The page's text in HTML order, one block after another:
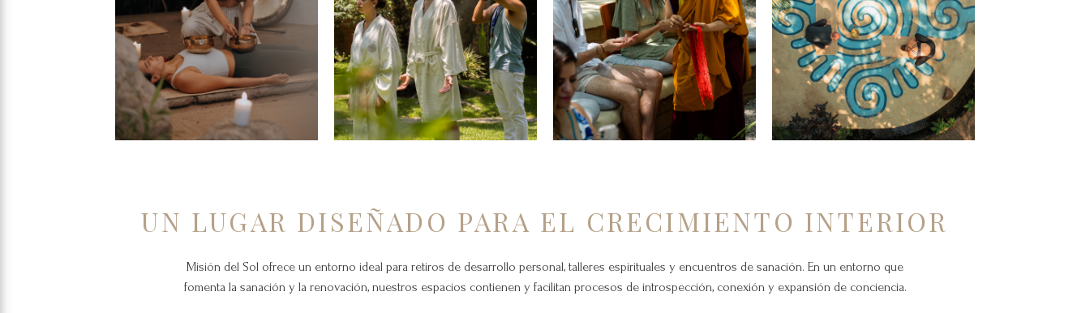
UN LUGAR DISEÑADO PARA EL CRECIMIENTO INTERIOR
Misión del Sol ofrece un entorno ideal para retiros de desarrollo personal, talleres espirituales y encuentros de sanación. En un entorno que
fomenta la sanación y la renovación, nuestros espacios contienen y facilitan procesos de introspección, conexión y expansión de conciencia.